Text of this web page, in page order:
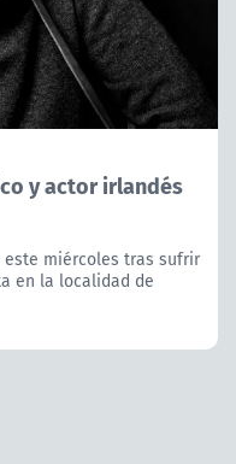
y actor irlandés
este miércoles tras sufrir
en la localidad de